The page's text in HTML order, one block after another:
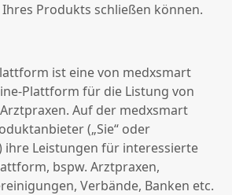
Produkts schließen können.
ist eine von medxsmart
Plattform für die Listung von
Auf der medxsmart
(„Sie“ oder
ihre Leistungen für interessierte
bspw. Arztpraxen,
Verbände, Banken etc.